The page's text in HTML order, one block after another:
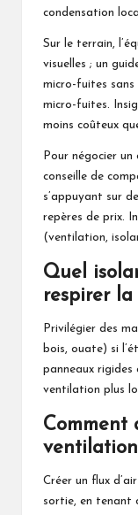
condensation
Sur le terrain,
visuelles ; un
micro-fuites
micro-fuites.
moins coûteux
Pour négocier
conseille de
s’appuyant sur
repères de prix.
(ventilation,
Quel
respirer
Privilégier des
bois, ouate) si
panneaux
ventilation plus
Comment
Créer un flux
sortie, en tenant